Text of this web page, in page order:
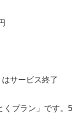
サービス終了
くプラン」です。5